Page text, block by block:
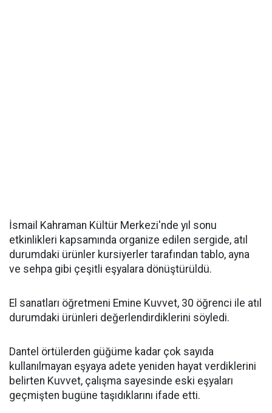
İsmail Kahraman Kültür Merkezi'nde yıl sonu
etkinlikleri kapsamında organize edilen sergide, atıl
durumdaki ürünler kursiyerler tarafından tablo, ayna
ve sehpa gibi çeşitli eşyalara dönüştürüldü.
El sanatları öğretmeni Emine Kuvvet, 30 öğrenci ile atıl
durumdaki ürünleri değerlendirdiklerini söyledi.
Dantel örtülerden güğüme kadar çok sayıda
kullanılmayan eşyaya adete yeniden hayat verdiklerini
belirten Kuvvet, çalışma sayesinde eski eşyaları
geçmişten bugüne taşıdıklarını ifade etti.